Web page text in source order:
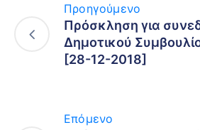
Προηγούμενο
Πρόσκληση για
Δημοτικού
[28-12-2018]
Επόμενο